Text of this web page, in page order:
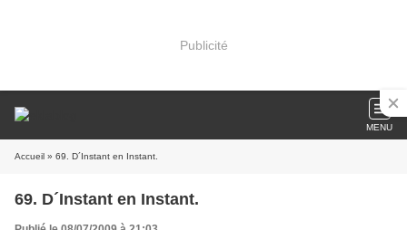
Publicité
MENU
Accueil » 69. D´Instant en Instant.
69. D´Instant en Instant.